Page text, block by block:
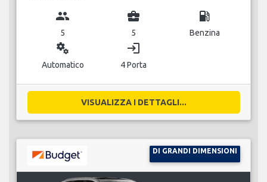
group
5
business_center
5
local_gas_station
Benzina
miscellaneous_services
Automatico
login
4 Porta
VISUALIZZA I DETTAGLI...
DI GRANDI DIMENSIONI